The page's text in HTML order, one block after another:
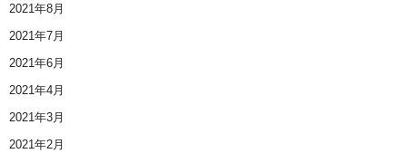
2021年8月
2021年7月
2021年6月
2021年4月
2021年3月
2021年2月